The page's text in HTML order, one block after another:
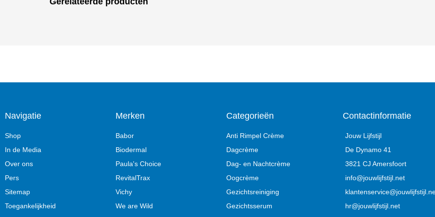
Navigatie
Shop
In de Media
Over ons
Pers
Sitemap
Toegankelijkheid
Merken
Babor
Biodermal
Paula's Choice
RevitalTrax
Vichy
We are Wild
Categorieën
Anti Rimpel Crème
Dagcrème
Dag- en Nachtcrème
Oogcrème
Gezichtsreiniging
Gezichtsserum
Contactinformatie
Jouw Lijfstijl
De Dynamo 41
3821 CJ Amersfoort
info@jouwlijfstijl.net
hr@jouwlijfstijl.net